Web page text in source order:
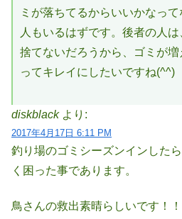
ミが落ちてるからいいかなっ
人もいるはずです。後者の人
捨てないだろうから、ゴミが
ってキレイにしたいですね(^^)
diskblack より:
2017年4月17日 6:11 PM
釣り場のゴミシーズンインした
く困った事であります。
鳥さんの救出素晴らしいです！